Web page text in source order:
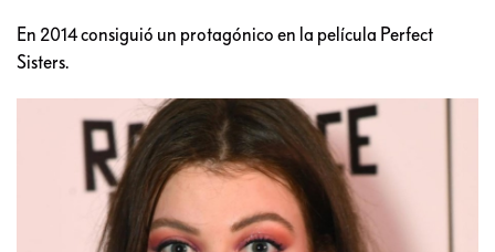
En 2014 consiguió un protagónico en la película Perfect
Sisters.